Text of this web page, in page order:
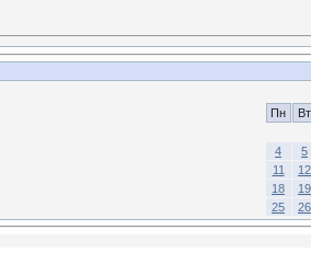
Пн Вт
4
5
11
12
18
19
25
26